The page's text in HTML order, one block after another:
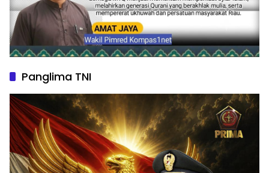
Panglima TNI